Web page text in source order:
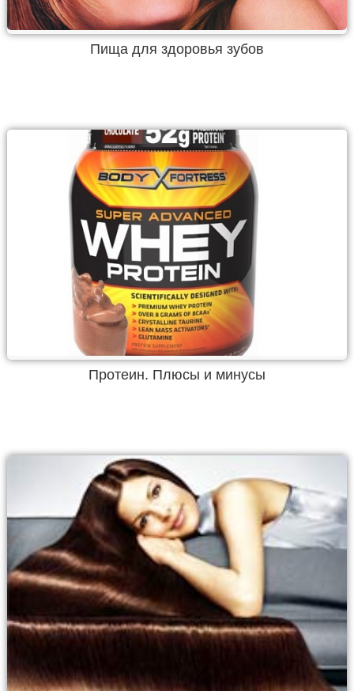
Пища для здоровья зубов
Протеин. Плюсы и минусы